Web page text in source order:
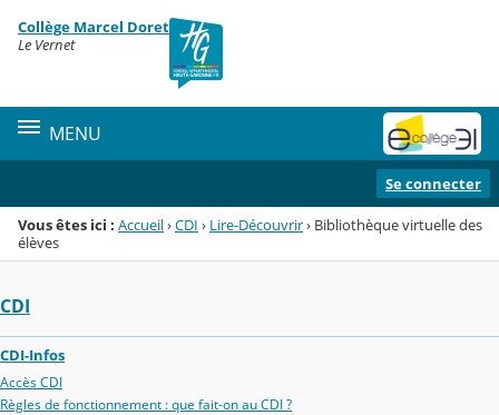
Menu de la rubrique
Contenu
Collège Marcel Doret
Le Vernet
MENU
Se connecter
Vous êtes ici : Accueil›CDI › Lire-Découvrir› Bibliothèque virtuelle des
élèves
CDI
CDI-Infos
Accès CDI
Règles de fonctionnement : que fait-on au CDI ?